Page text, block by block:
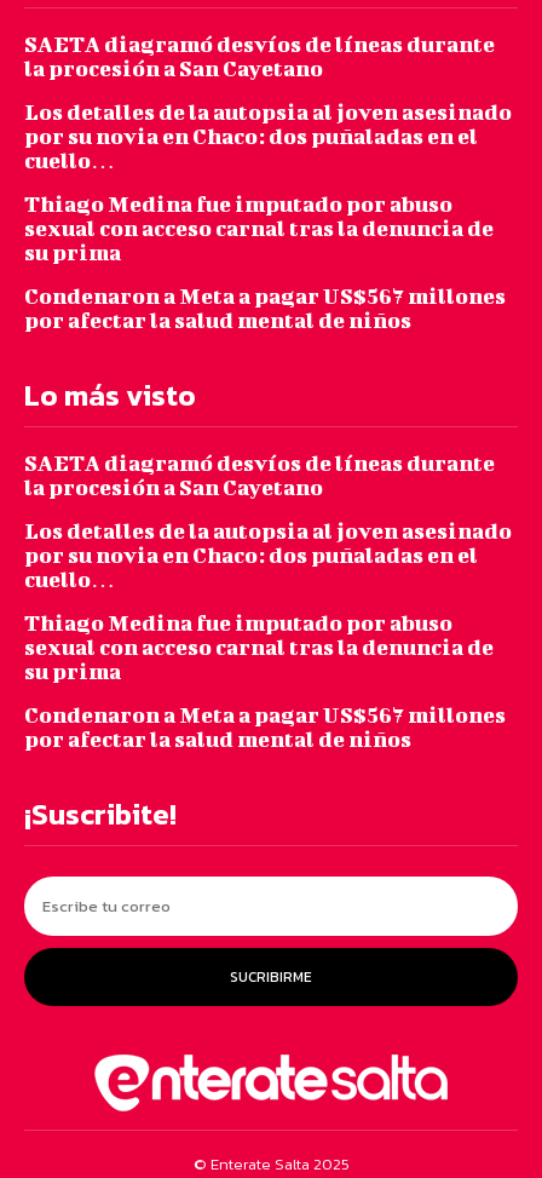
SAETA diagramó desvíos de líneas durante
la procesión a San Cayetano
Los detalles de la autopsia al joven asesinado
por su novia en Chaco: dos puñaladas en el
cuello…
Thiago Medina fue imputado por abuso
sexual con acceso carnal tras la denuncia de
su prima
Condenaron a Meta a pagar US$567 millones
por afectar la salud mental de niños
Lo más visto
SAETA diagramó desvíos de líneas durante
la procesión a San Cayetano
Los detalles de la autopsia al joven asesinado
por su novia en Chaco: dos puñaladas en el
cuello…
Thiago Medina fue imputado por abuso
sexual con acceso carnal tras la denuncia de
su prima
Condenaron a Meta a pagar US$567 millones
por afectar la salud mental de niños
¡Suscribite!
SUCRIBIRME
© Enterate Salta 2025